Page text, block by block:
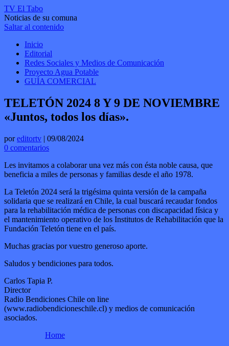
TV El Tabo
Noticias de su comuna
Saltar al contenido
Inicio
Editorial
Redes Sociales y Medios de Comunicación
Proyecto Agua Potable
GUÍA COMERCIAL
TELETÓN 2024 8 Y 9 DE NOVIEMBRE
«Juntos, todos los días».
poreditortv | 09/08/2024
0 comentarios
Les invitamos a colaborar una vez más con ésta noble causa, que
beneficia a miles de personas y familias desde el año 1978.
La Teletón 2024 será la trigésima quinta versión de la campaña
solidaria que se realizará en Chile, la cual buscará recaudar fondos
para la rehabilitación médica de personas con discapacidad física y
el mantenimiento operativo de los Institutos de Rehabilitación que la
Fundación Teletón tiene en el país.
Muchas gracias por vuestro generoso aporte.
Saludos y bendiciones para todos.
Carlos Tapia P.
Director
Radio Bendiciones Chile on line
(www.radiobendicioneschile.cl) y medios de comunicación
asociados.
Home